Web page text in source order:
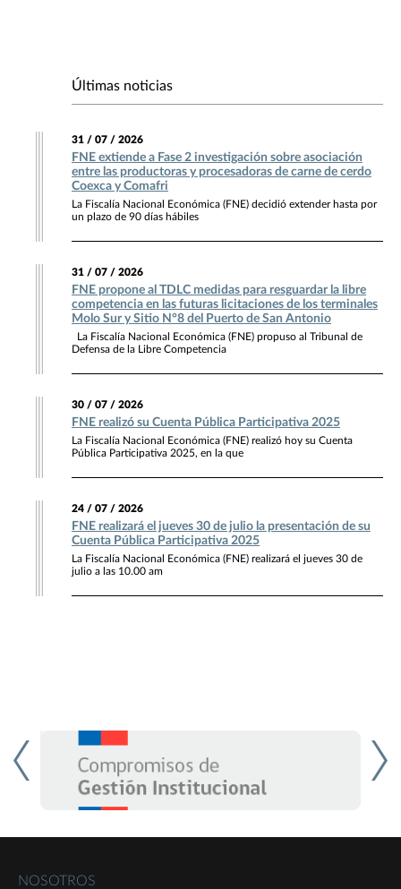
Últimas noticias
31 / 07 / 2026
FNE extiende a Fase 2 investigación sobre asociación
entre las productoras y procesadoras de carne de cerdo
Coexca y Comafri
La Fiscalía Nacional Económica (FNE) decidió extender hasta por
un plazo de 90 días hábiles
31 / 07 / 2026
FNE propone al TDLC medidas para resguardar la libre
competencia en las futuras licitaciones de los terminales
Molo Sur y Sitio N°8 del Puerto de San Antonio
La Fiscalía Nacional Económica (FNE) propuso al Tribunal de
Defensa de la Libre Competencia
30 / 07 / 2026
FNE realizó su Cuenta Pública Participativa 2025
La Fiscalía Nacional Económica (FNE) realizó hoy su Cuenta
Pública Participativa 2025, en la que
24 / 07 / 2026
FNE realizará el jueves 30 de julio la presentación de su
Cuenta Pública Participativa 2025
La Fiscalía Nacional Económica (FNE) realizará el jueves 30 de
julio a las 10.00 am
NOSOTROS